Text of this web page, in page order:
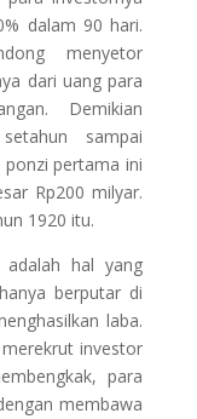
dalam 90 hari.
menyetor
dari uang para
Demikian
sampai
ponzi pertama ini
Rp200 milyar.
1920 itu.
adalah hal yang
berputar di
laba.
investor
para
membawa